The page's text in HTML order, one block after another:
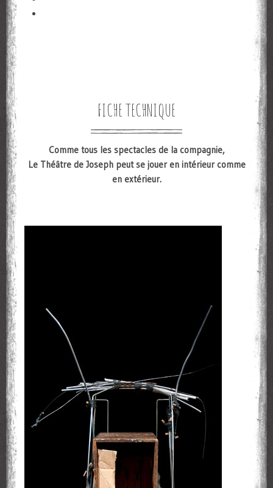
FICHE TECHNIQUE
Comme tous les spectacles de la compagnie,
Le Théâtre de Joseph peut se jouer en intérieur comme
en extérieur.